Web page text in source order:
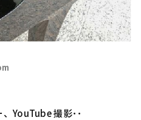
YouTube 撮影･･